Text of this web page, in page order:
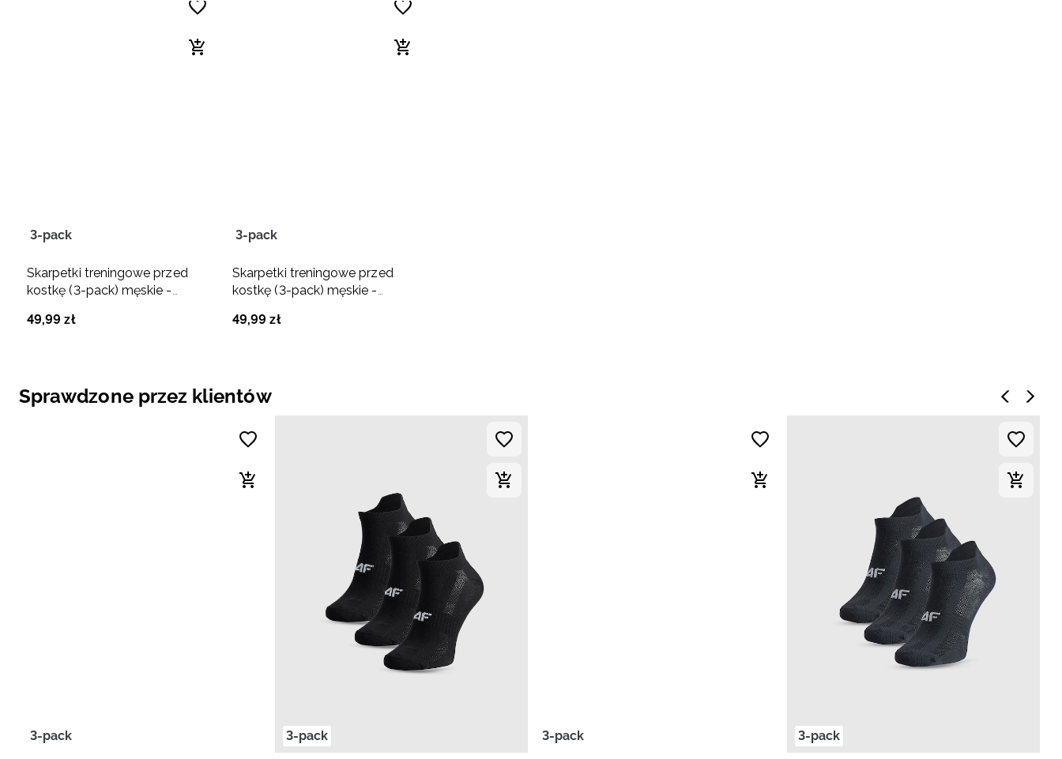
3-pack
Skarpetki treningowe przed
kostkę (3-pack) męskie -
49,99 zł
3-pack
Skarpetki treningowe przed
kostkę (3-pack) męskie -
49,99 zł
Sprawdzone przez klientów
3-pack 3-pack 3-pack 3-pack